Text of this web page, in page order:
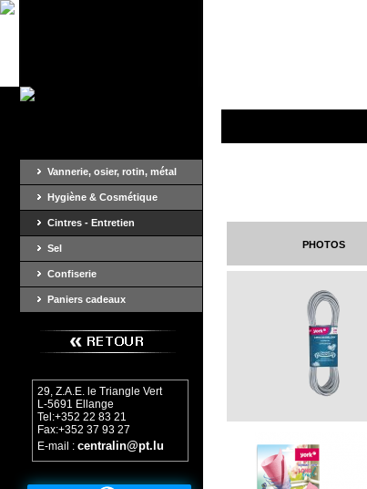
Vannerie, osier, rotin, métal
Hygiène & Cosmétique
Cintres - Entretien
Sel
Confiserie
Paniers cadeaux
29, Z.A.E. le Triangle Vert
L-5691 Ellange
Tel:+352 22 83 21
Fax:+352 37 93 27
E-mail : centralin@pt.lu
photos